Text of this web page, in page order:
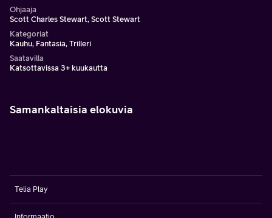
Ohjaaja
Scott Charles Stewart, Scott Stewart
Kategoriat
Kauhu, Fantasia, Trilleri
Saatavilla
Katsottavissa 3+ kuukautta
Samankaltaisia elokuvia
Telia Play